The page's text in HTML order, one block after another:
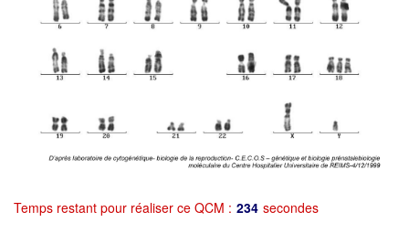
Temps restant pour réaliser ce QCM : 234 secondes